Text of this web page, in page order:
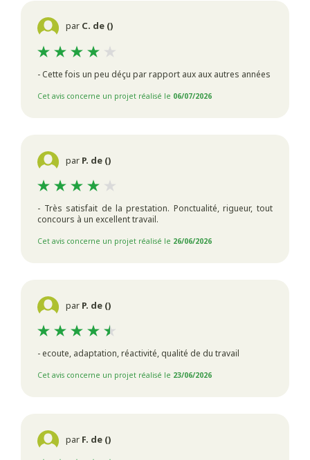
par C. de ()
- Cette fois un peu déçu par rapport aux aux autres années
Cet avis concerne un projet réalisé le 06/07/2026
par P. de ()
- Très satisfait de la prestation. Ponctualité, rigueur, tout
concours à un excellent travail.
Cet avis concerne un projet réalisé le 26/06/2026
par P. de ()
- ecoute, adaptation, réactivité, qualité de du travail
Cet avis concerne un projet réalisé le 23/06/2026
par F. de ()